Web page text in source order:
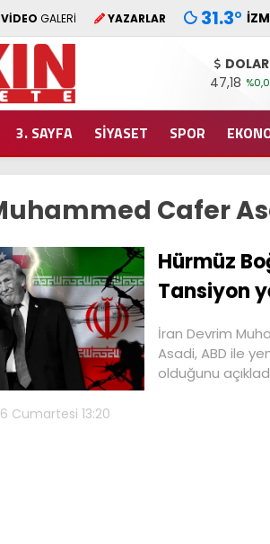
VİDEO GALERİ YAZARLAR 31.3°
DOLAR
47,18
3. SAYFA SİYASET SPOR
Cafer
Hürmüz
Tansiyon
İran Devrim
Asadi, ABD ile
olduğunu
Cumartesi 13:20